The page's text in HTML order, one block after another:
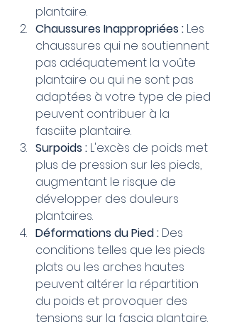
plantaire.
Chaussures Inappropriées : Les
chaussures qui ne soutiennent
pas adéquatement la voûte
plantaire ou qui ne sont pas
adaptées à votre type de pied
peuvent contribuer à la
fasciite plantaire.
Surpoids : L'excès de poids met
plus de pression sur les pieds,
augmentant le risque de
développer des douleurs
plantaires.
Déformations du Pied : Des
conditions telles que les pieds
plats ou les arches hautes
peuvent altérer la répartition
du poids et provoquer des
tensions sur la fascia plantaire.